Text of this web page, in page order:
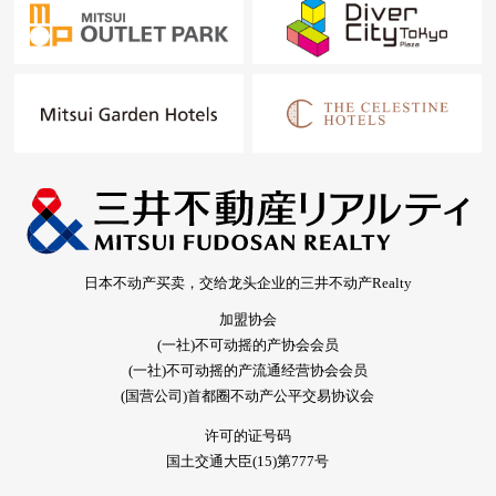
日本不动产买卖，交给龙头企业的三井不动产Realty
加盟协会
(一社)不可动摇的产协会会员
(一社)不可动摇的产流通经营协会会员
(国营公司)首都圈不动产公平交易协议会
许可的证号码
国土交通大臣(15)第777号